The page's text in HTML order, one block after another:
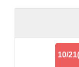
10/